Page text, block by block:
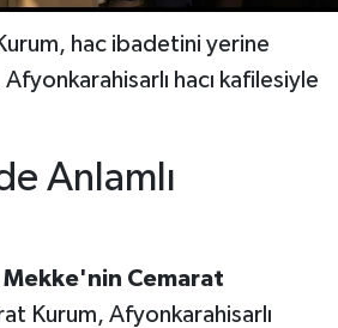
hac ibadetini yerine
hacı kafilesiyle
Anlamlı
Mekke'nin Cemarat
Kurum, Afyonkarahisarlı